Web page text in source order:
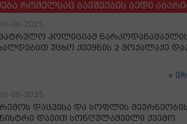
ბავშვების ბედი აბარია და
06-2025
პოლიციამ
უცხო ქვეყნის 2 მოქალაქე
06-2025
დაცვისა და სოფლის მეურნეობის
დავით სონღულაშვილი ქვემო